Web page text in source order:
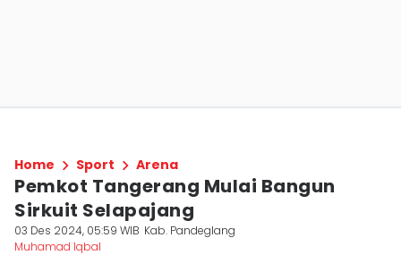
Home Sport Arena
Pemkot Tangerang Mulai Bangun
Sirkuit Selapajang
03 Des 2024, 05:59 WIB Kab. Pandeglang
Muhamad Iqbal